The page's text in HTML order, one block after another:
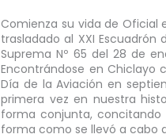
Comienza su vida de Oficial
trasladado al XXI Escuadrón
Suprema Nº 65 del 28 de
Encontrándose en Chiclayo
Día de la Aviación en
primera vez en nuestra
forma conjunta, concitando
forma como se llevó a cabo